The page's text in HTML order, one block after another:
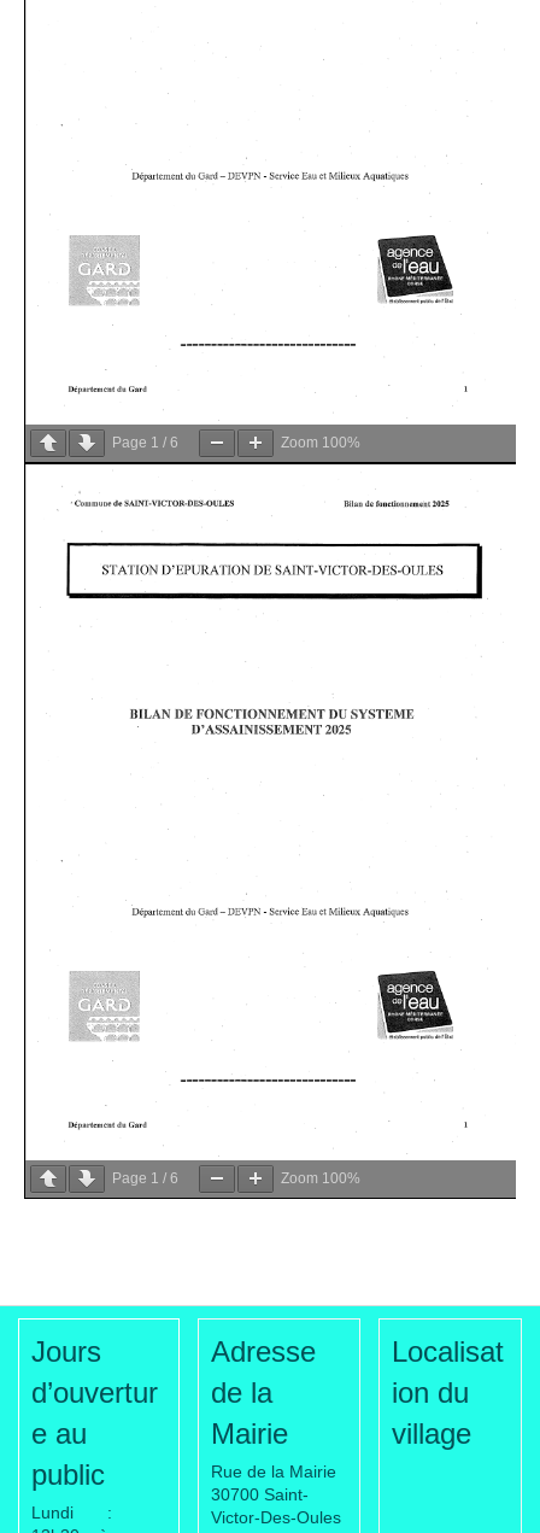
Page 1 / 6 Zoom 100%
Page 1 / 6 Zoom 100%
Jours
d’ouvertur
e au
public
Lundi :
Adresse
de la
Mairie
Rue de la Mairie
30700 Saint-
Victor-Des-Oules
Localisat
ion du
village